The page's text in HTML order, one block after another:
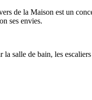
de la Maison est un
ses envies.
la salle de bain, les